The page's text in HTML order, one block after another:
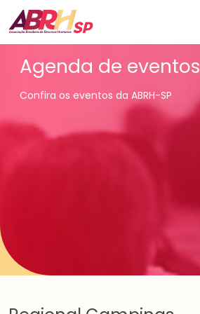
Navegação principal
Agenda de eventos
Confira os eventos da ABRH-SP